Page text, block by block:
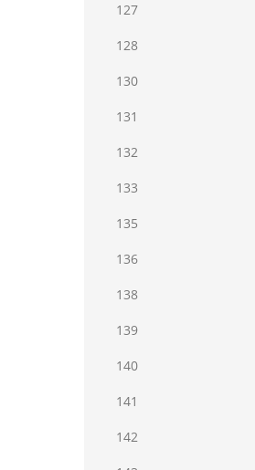
127
128
130
131
132
133
135
136
138
139
140
141
142